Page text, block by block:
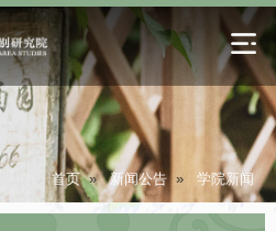
首页 » 新闻公告 » 学院新闻